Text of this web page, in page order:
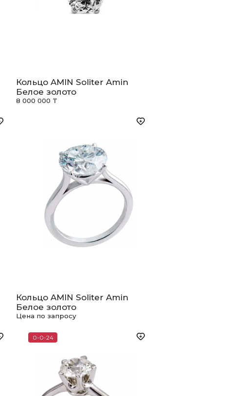
Кольцо AMIN Soliter Amin
Белое золото
8 000 000 ₸
Кольцо AMIN Soliter Amin
Белое золото
Цена по запросу
0-0-24